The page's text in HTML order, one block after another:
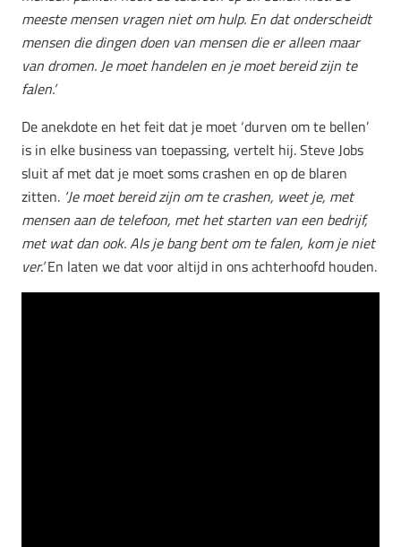
meeste mensen vragen niet om hulp. En dat onderscheidt
mensen die dingen doen van mensen die er alleen maar
van dromen. Je moet handelen en je moet bereid zijn te
falen.’
De anekdote en het feit dat je moet ‘durven om te bellen’
is in elke business van toepassing, vertelt hij. Steve Jobs
sluit af met dat je moet soms crashen en op de blaren
zitten. ‘Je moet bereid zijn om te crashen, weet je, met
mensen aan de telefoon, met het starten van een bedrijf,
met wat dan ook. Als je bang bent om te falen, kom je niet
ver.’En laten we dat voor altijd in ons achterhoofd houden.